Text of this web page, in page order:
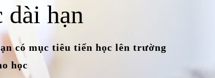
dài hạn
có mục tiêu tiến học lên trường
học